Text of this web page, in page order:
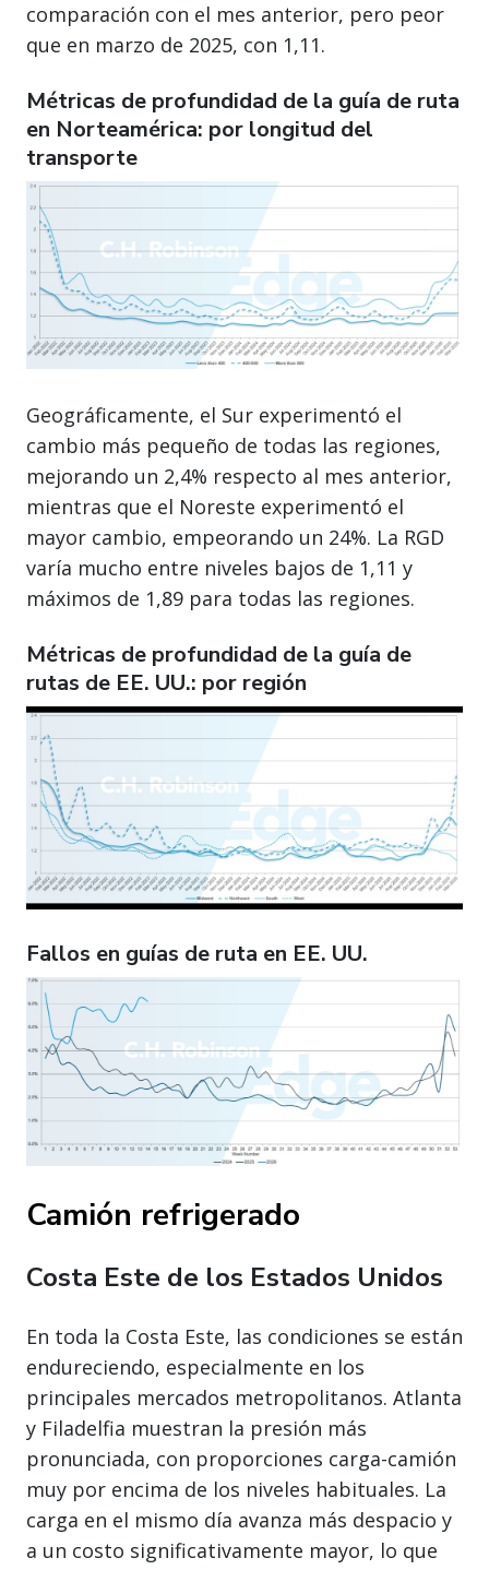
comparación con el mes anterior, pero peor
que en marzo de 2025, con 1,11.
Métricas de profundidad de la guía de ruta
en Norteamérica: por longitud del
transporte
Geográficamente, el Sur experimentó el
cambio más pequeño de todas las regiones,
mejorando un 2,4% respecto al mes anterior,
mientras que el Noreste experimentó el
mayor cambio, empeorando un 24%. La RGD
varía mucho entre niveles bajos de 1,11 y
máximos de 1,89 para todas las regiones.
Métricas de profundidad de la guía de
rutas de EE. UU.: por región
Fallos en guías de ruta en EE. UU.
Camión refrigerado
Costa Este de los Estados Unidos
En toda la Costa Este, las condiciones se están
endureciendo, especialmente en los
principales mercados metropolitanos. Atlanta
y Filadelfia muestran la presión más
pronunciada, con proporciones carga-camión
muy por encima de los niveles habituales. La
carga en el mismo día avanza más despacio y
a un costo significativamente mayor, lo que